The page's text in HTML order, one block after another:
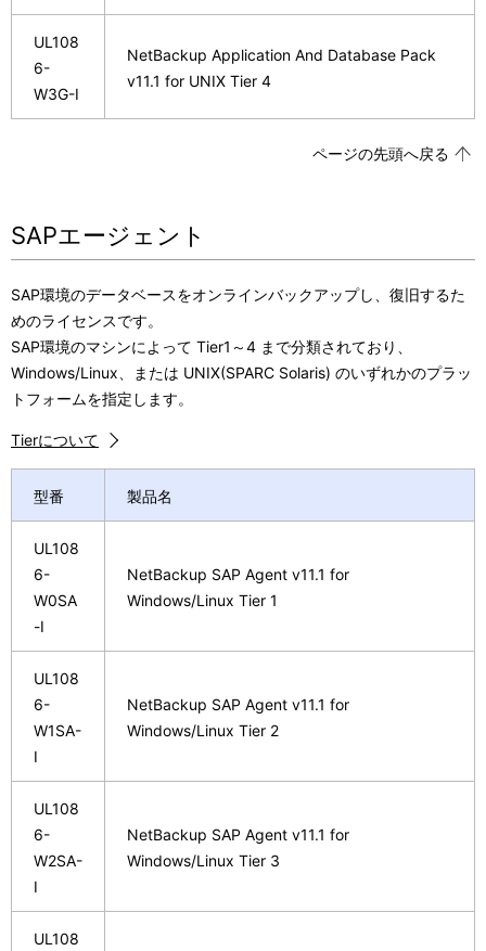
UL108
6-
W3G-I
NetBackup Application And Database Pack
v11.1 for UNIX Tier 4
ページの先頭へ戻る
SAPエージェント
SAP環境のデータベースをオンラインバックアップし、復旧するた
めのライセンスです。
SAP環境のマシンによって Tier1～4 まで分類されており、
Windows/Linux、または UNIX(SPARC Solaris) のいずれかのプラッ
トフォームを指定します。
Tierについて
型番 製品名
UL108
6-
W0SA
-I
NetBackup SAP Agent v11.1 for
Windows/Linux Tier 1
UL108
6-
W1SA-
I
NetBackup SAP Agent v11.1 for
Windows/Linux Tier 2
UL108
6-
W2SA-
I
NetBackup SAP Agent v11.1 for
Windows/Linux Tier 3
UL108